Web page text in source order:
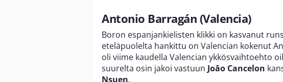
Antonio Barragán (Valencia)
Boron espanjankielisten klikki on kasvanut
eteläpuolelta hankittu on Valencian kokenut
oli viime kaudella Valencian ykkösvaihtoehto
suurelta osin jakoi vastuun João Cancelon
Nsuen.